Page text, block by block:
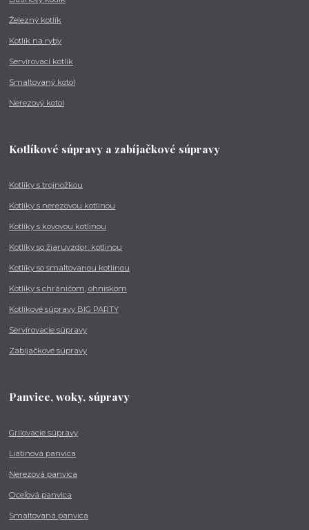
Železný kotlík
Kotlík na ryby
Servírovací kotlík
Smaltovaný kotol
Nerezový kotol
Kotlíkové súpravy a zabíjačkové súpravy
Kotlíky s trojnožkou
Kotlíky s nerezovou kotlinou
Kotlíky s kovovou kotlinou
Kotlíky so žiaruvzdor. kotlinou
Kotlíky so smaltovanou kotlinou
Kotlíky s chráničom, ohniskom
Kotlíkové súpravy BIG PARTY
Servírovacie súpravy
Zabíjačkové súpravy
Panvice, woky, súpravy
Grilovacie súpravy
Liatinová panvica
Nerezová panvica
Oceľová panvica
Smaltovaná panvica